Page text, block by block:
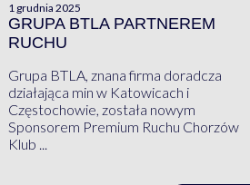
1 grudnia 2025
GRUPA BTLA PARTNEREM
RUCHU
Grupa BTLA, znana firma doradcza
działająca min w Katowicach i
Częstochowie, została nowym
Sponsorem Premium Ruchu Chorzów
Klub ...